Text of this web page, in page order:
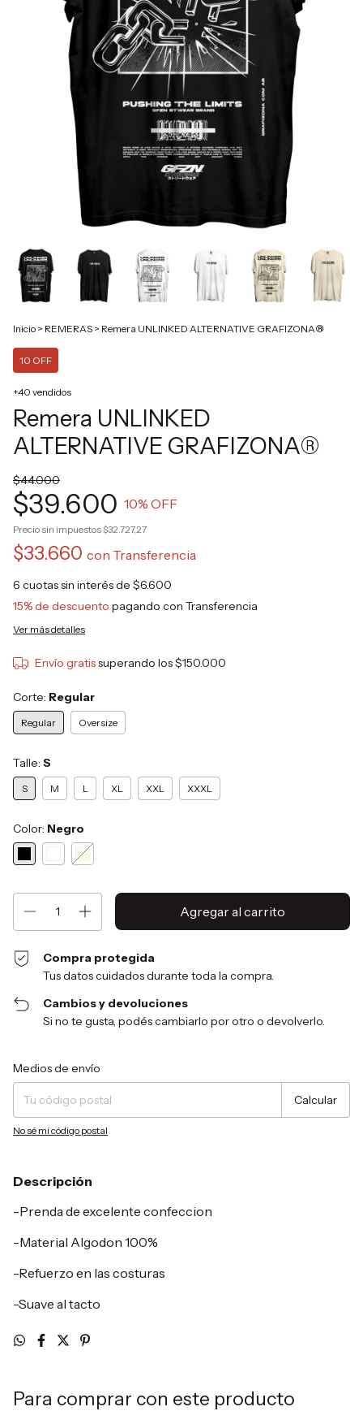
Inicio > REMERAS > Remera UNLINKED ALTERNATIVE GRAFIZONA®
10 OFF
+40 vendidos
Remera UNLINKED
ALTERNATIVE GRAFIZONA®
$44.000
$39.600 10% OFF
Precio sin impuestos$32.727,27
$33.660 con Transferencia
6 cuotas sin interés de $6.600
15% de descuento pagando con Transferencia
Ver más detalles
Envío gratissuperando los$150.000
Corte: Regular
Regular Oversize
Talle: S
S M L XL XXL XXXL
Color: Negro
Compra protegida
Tus datos cuidados durante toda la compra.
Cambios y devoluciones
Si no te gusta, podés cambiarlo por otro o devolverlo.
Entregas para el CP:
Medios de envío
Calcular
No sé mi código postal
Descripción
-Prenda de excelente confeccion
-Material Algodon 100%
-Refuerzo en las costuras
-Suave al tacto
Para comprar con este producto